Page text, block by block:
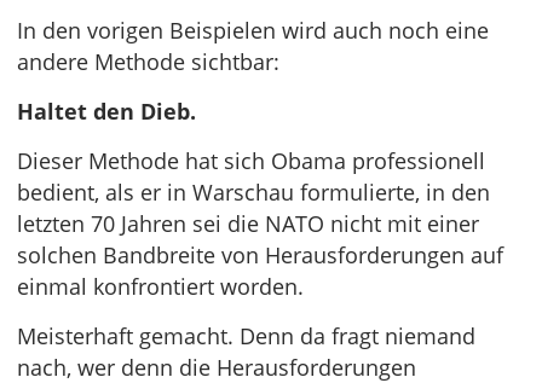
In den vorigen Beispielen wird auch noch eine
andere Methode sichtbar:
Haltet den Dieb.
Dieser Methode hat sich Obama professionell
bedient, als er in Warschau formulierte, in den
letzten 70 Jahren sei die NATO nicht mit einer
solchen Bandbreite von Herausforderungen auf
einmal konfrontiert worden.
Meisterhaft gemacht. Denn da fragt niemand
nach, wer denn die Herausforderungen